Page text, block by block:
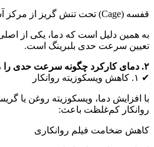
قفسه (Cage) تحت تنش گریز از مرکز آسیب می‌بیند
به همین دلیل است که دما، یکی از
تعیین سرعت حدی بلبرینگ است.
۲. دمای کارکرد چگونه سرعت حدی را محدود می‌کند؟
✔ ۱. کاهش ویسکوزیته روانکار
با افزایش دما، ویسکوزیته روغن یا
روانکار کم‌غلظت باعث:
کاهش ضخامت فیلم روانکاری